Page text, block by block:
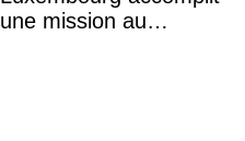
une mission au